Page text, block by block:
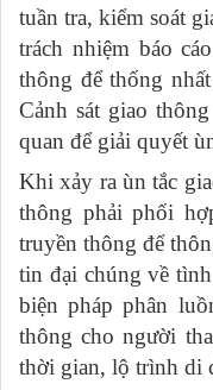
tuần tra, kiểm soát
trách nhiệm báo
thông để thống
Cảnh sát giao
quan để giải quyết
Khi xảy ra ùn tắc
thông phải phối
truyền thông để
tin đại chúng về
biện pháp phân
thông cho người
thời gian, lộ trình di